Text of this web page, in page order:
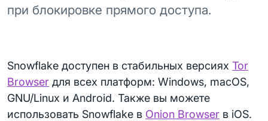
при блокировке прямого доступа.
Snowflake доступен в стабильных версиях Tor
Browser для всех платформ: Windows, macOS,
GNU/Linux и Android. Также вы можете
использовать Snowflake в Onion Browser в iOS.